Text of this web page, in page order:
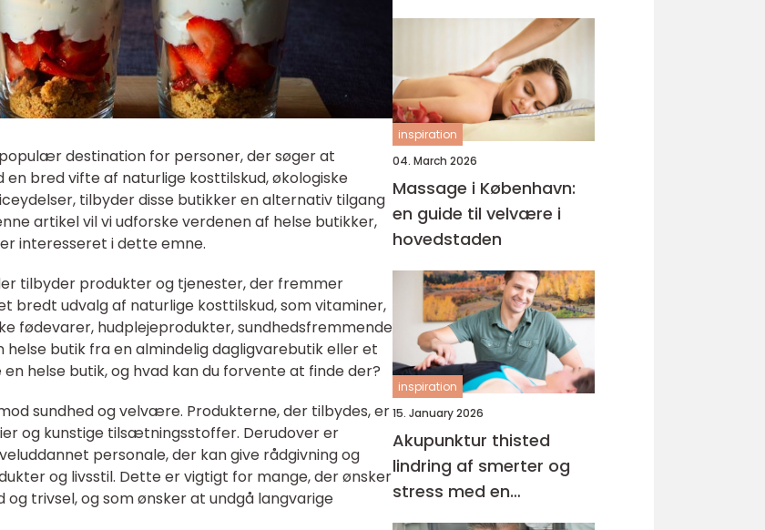
destination for personer, der søger at
bred vifte af naturlige kosttilskud, økologiske
tilbyder disse butikker en alternativ tilgang
artikel vil vi udforske verdenen af helse butikker,
interesseret i dette emne.
tilbyder produkter og tjenester, der fremmer
bredt udvalg af naturlige kosttilskud, som vitaminer,
fødevarer, hudplejeprodukter, sundhedsfremmende
butik fra en almindelig dagligvarebutik eller et
helse butik, og hvad kan du forvente at finde der?
sundhed og velvære. Produkterne, der tilbydes, er
og kunstige tilsætningsstoffer. Derudover er
personale, der kan give rådgivning og
og livsstil. Dette er vigtigt for mange, der ønsker
trivsel, og som ønsker at undgå langvarige
støtte
inspiration
04. March 2026
Massage i København:
en guide til velvære i
hovedstaden
inspiration
15. January 2026
Akupunktur thisted
lindring af smerter og
stress med en
helhedsorienteret